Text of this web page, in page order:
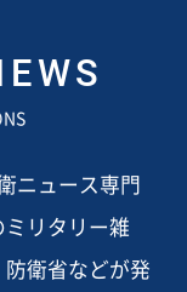
ニュース専門
リタリー雑
衛省などが発